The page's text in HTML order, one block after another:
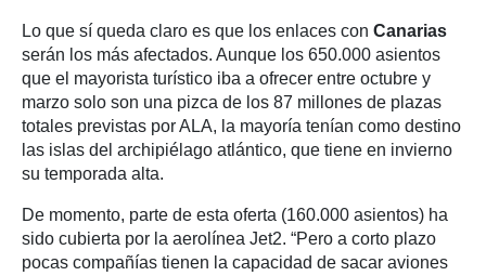
Lo que sí queda claro es que los enlaces con Canarias
serán los más afectados. Aunque los 650.000 asientos
que el mayorista turístico iba a ofrecer entre octubre y
marzo solo son una pizca de los 87 millones de plazas
totales previstas por ALA, la mayoría tenían como destino
las islas del archipiélago atlántico, que tiene en invierno
su temporada alta.
De momento, parte de esta oferta (160.000 asientos) ha
sido cubierta por la aerolínea Jet2. “Pero a corto plazo
pocas compañías tienen la capacidad de sacar aviones